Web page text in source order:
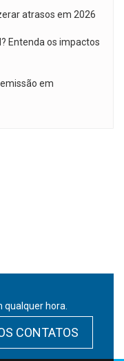
atrasos em 2026
Entenda os impactos
em
hora.
CONTATOS